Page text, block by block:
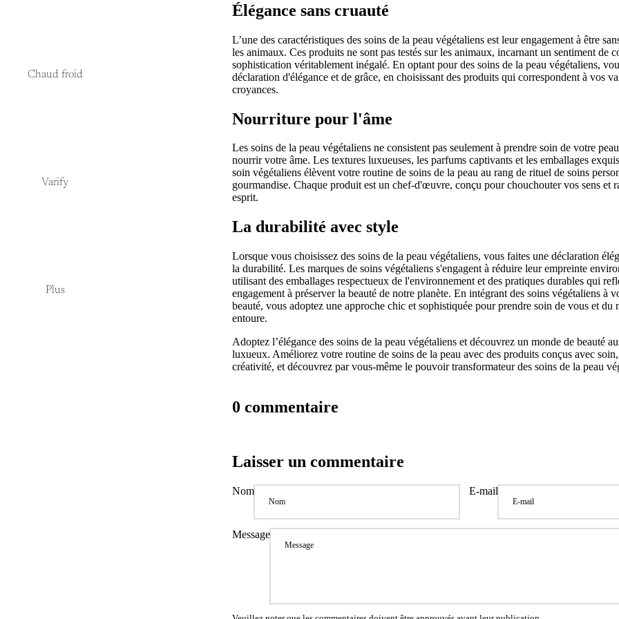
Chaud froid
Varify
Plus
Élégance sans cruauté
L’une des caractéristiques des soins de la peau végétaliens est leur engagement à être
les animaux. Ces produits ne sont pas testés sur les animaux, incarnant un sentiment de
sophistication véritablement inégalé. En optant pour des soins de la peau végétaliens,
déclaration d'élégance et de grâce, en choisissant des produits qui correspondent à vos
croyances.
Nourriture pour l'âme
Les soins de la peau végétaliens ne consistent pas seulement à prendre soin de votre
nourrir votre âme. Les textures luxueuses, les parfums captivants et les emballages
soin végétaliens élèvent votre routine de soins de la peau au rang de rituel de soins
gourmandise. Chaque produit est un chef-d'œuvre, conçu pour chouchouter vos sens et
esprit.
La durabilité avec style
Lorsque vous choisissez des soins de la peau végétaliens, vous faites une déclaration
la durabilité. Les marques de soins végétaliens s'engagent à réduire leur empreinte
utilisant des emballages respectueux de l'environnement et des pratiques durables qui
engagement à préserver la beauté de notre planète. En intégrant des soins végétaliens à
beauté, vous adoptez une approche chic et sophistiquée pour prendre soin de vous et du
entoure.
Adoptez l’élégance des soins de la peau végétaliens et découvrez un monde de beauté
luxueux. Améliorez votre routine de soins de la peau avec des produits conçus avec
créativité, et découvrez par vous-même le pouvoir transformateur des soins de la peau
0 commentaire
Laisser un commentaire
Nom E-mail
Message